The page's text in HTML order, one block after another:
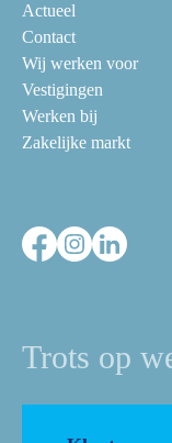
Actueel
Contact
Wij werken voor
Vestigingen
Werken bij
Zakelijke markt
Trots op